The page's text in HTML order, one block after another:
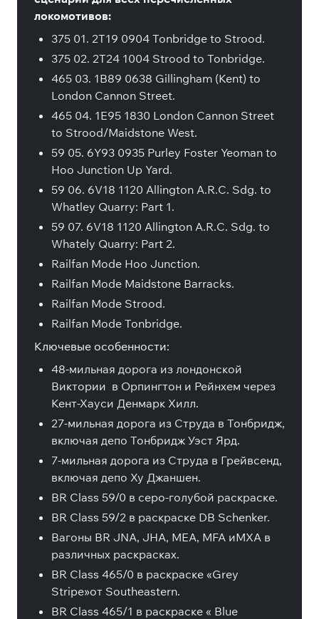
локомотивов:
375 01. 2T19 0904 Tonbridge to Strood.
375 02. 2T24 1004 Strood to Tonbridge.
465 03. 1B89 0638 Gillingham (Kent) to
London Cannon Street.
465 04. 1E95 1830 London Cannon Street
to Strood/Maidstone West.
59 05. 6Y93 0935 Purley Foster Yeoman to
Hoo Junction Up Yard.
59 06. 6V18 1120 Allington A.R.C. Sdg. to
Whatley Quarry: Part 1.
59 07. 6V18 1120 Allington A.R.C. Sdg. to
Whately Quarry: Part 2.
Railfan Mode Hoo Junction.
Railfan Mode Maidstone Barracks.
Railfan Mode Strood.
Railfan Mode Tonbridge.
Ключевые особенности:
48-мильная дорога из лондонской
Виктории в Орпингтон и Рейнхем через
Кент-Хауси Денмарк Хилл.
27-мильная дорога из Струда в Тонбридж,
включая депо Тонбридж Уэст Ярд.
7-мильная дорога из Струда в Грейвсенд,
включая депо Ху Джаншен.
BR Class 59/0 в серо-голубой раскраске.
BR Class 59/2 в раскраске DB Schenker.
Вагоны BR JNA, JHA, MEA, MFA иMXA в
различных раскрасках.
BR Class 465/0 в раскраске «Grey
Stripe»от Southeastern.
BR Class 465/1 в раскраске « Blue